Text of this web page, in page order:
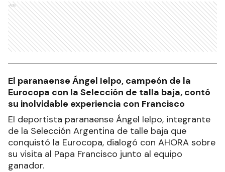
Ads
El paranaense Ángel Ielpo, campeón de la
Eurocopa con la Selección de talla baja, contó
su inolvidable experiencia con Francisco
El deportista paranaense Ángel Ielpo, integrante
de la Selección Argentina de talle baja que
conquistó la Eurocopa, dialogó con AHORA sobre
su visita al Papa Francisco junto al equipo
ganador.